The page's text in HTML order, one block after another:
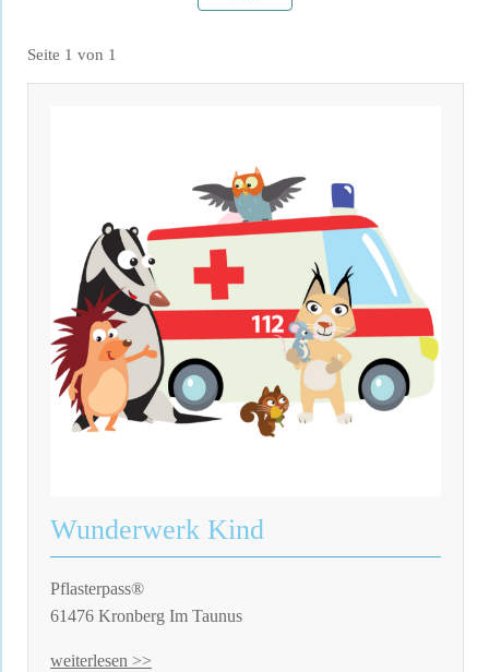
Filter verwerfen
Seite 1 von 1
Wunderwerk Kind
Pflasterpass®
61476 Kronberg Im Taunus
weiterlesen >>